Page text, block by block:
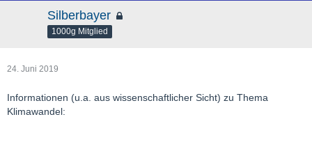
Silberbayer
1000g Mitglied
24. Juni 2019
Informationen (u.a. aus wissenschaftlicher Sicht) zu Thema
Klimawandel: